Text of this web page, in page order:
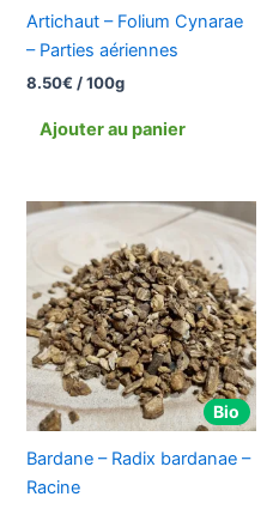
Artichaut – Folium Cynarae
– Parties aériennes
8.50€ / 100g
Ajouter au panier
Bio
Bardane – Radix bardanae –
Racine